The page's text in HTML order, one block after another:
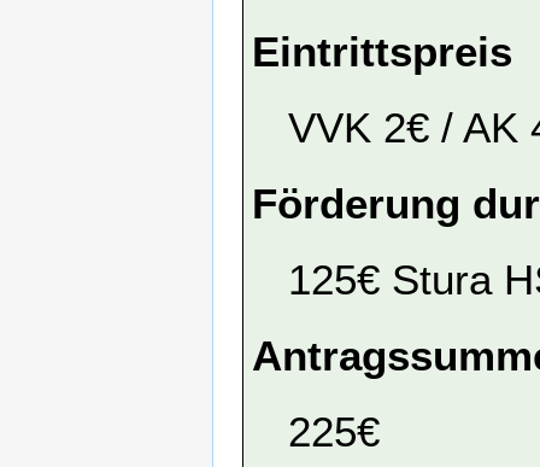
Eintrittspreis
VVK 2€ / AK
Förderung
125€ Stura
225€